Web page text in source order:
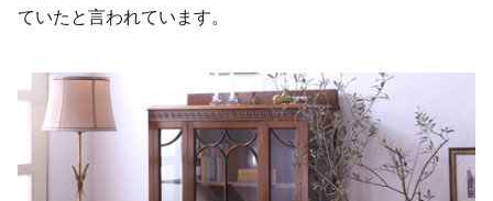
ていたと言われています。